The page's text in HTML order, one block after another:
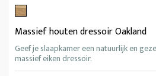
Massief houten dressoir Oakland
Geef je slaapkamer een natuurlijk en
massief eiken dressoir.